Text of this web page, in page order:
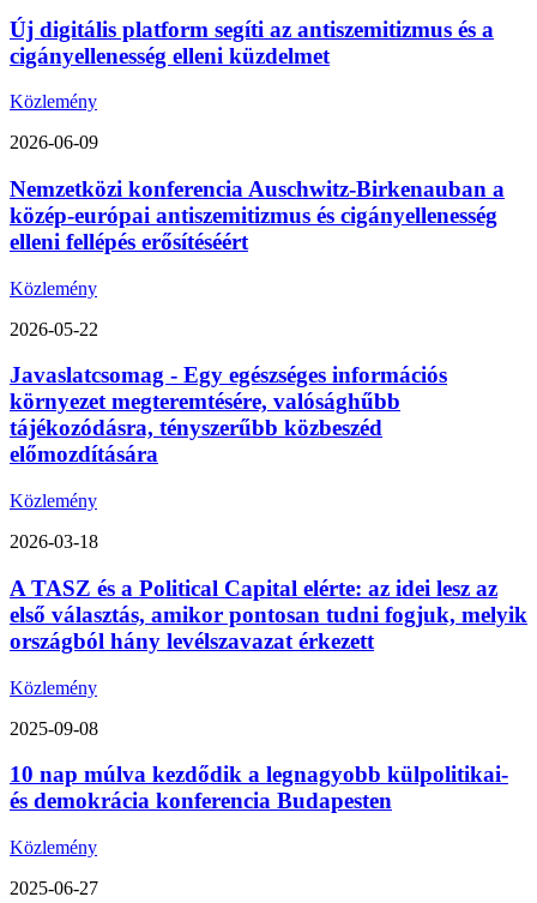
Új digitális platform segíti az antiszemitizmus és a
cigányellenesség elleni küzdelmet
Közlemény
2026-06-09
Nemzetközi konferencia Auschwitz-Birkenauban a
közép-európai antiszemitizmus és cigányellenesség
elleni fellépés erősítéséért
Közlemény
2026-05-22
Javaslatcsomag - Egy egészséges információs
környezet megteremtésére, valósághűbb
tájékozódásra, tényszerűbb közbeszéd
előmozdítására
Közlemény
2026-03-18
A TASZ és a Political Capital elérte: az idei lesz az
első választás, amikor pontosan tudni fogjuk, melyik
országból hány levélszavazat érkezett
Közlemény
2025-09-08
10 nap múlva kezdődik a legnagyobb külpolitikai-
és demokrácia konferencia Budapesten
Közlemény
2025-06-27